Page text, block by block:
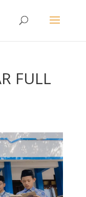
FULL